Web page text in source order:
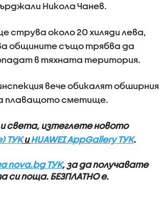
Никола Чанев.
струва около 20 хиляди лева,
общините също трябва да
в тяхната територия.
вече обикалят обширния
плаващото сметище.
света, изтеглете новото
ТУКиHUAWEI AppGallery ТУК.
nova.bg ТУК, за да получавате
си поща. БЕЗПЛАТНО е.